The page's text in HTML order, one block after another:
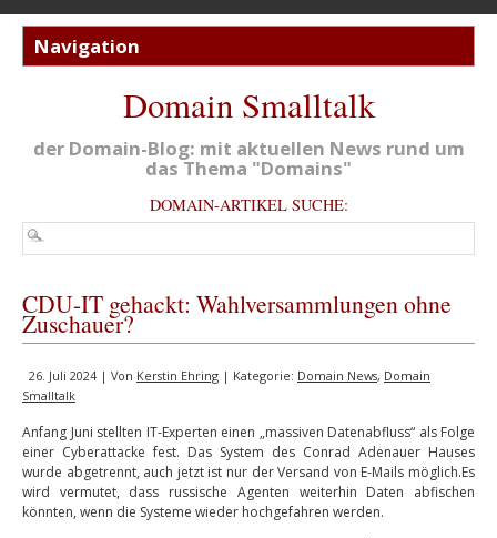
Domain Smalltalk
der Domain-Blog: mit aktuellen News rund um
das Thema "Domains"
DOMAIN-ARTIKEL SUCHE:
CDU-IT gehackt: Wahlversammlungen ohne
Zuschauer?
26. Juli 2024 | Von Kerstin Ehring | Kategorie: Domain News, Domain
Smalltalk
Anfang Juni stellten IT-Experten einen „massiven Datenabfluss“ als Folge
einer Cyberattacke fest. Das System des Conrad Adenauer Hauses
wurde abgetrennt, auch jetzt ist nur der Versand von E-Mails möglich.Es
wird vermutet, dass russische Agenten weiterhin Daten abfischen
könnten, wenn die Systeme wieder hochgefahren werden.